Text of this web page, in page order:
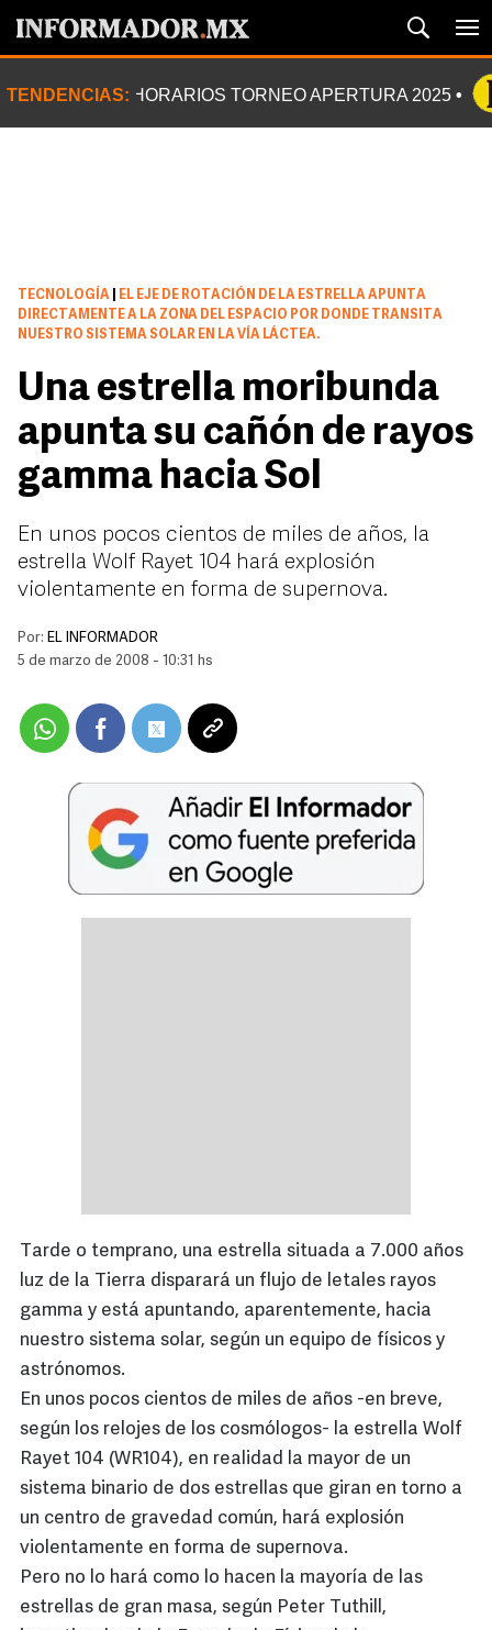
TENDENCIAS: HORARIOS TORNEO APERTURA 2025
TECNOLOGÍA
EL EJE DE ROTACIÓN DE LA ESTRELLA APUNTA
DIRECTAMENTE A LA ZONA DEL ESPACIO POR DONDE TRANSITA
NUESTRO SISTEMA SOLAR EN LA VÍA LÁCTEA.
Una estrella moribunda
apunta su cañón de rayos
gamma hacia Sol
En unos pocos cientos de miles de años, la
estrella Wolf Rayet 104 hará explosión
violentamente en forma de supernova.
Por: EL INFORMADOR
5 de marzo de 2008 - 10:31 hs
Tarde o temprano, una estrella situada a 7.000 años
luz de la Tierra disparará un flujo de letales rayos
gamma y está apuntando, aparentemente, hacia
nuestro sistema solar, según un equipo de físicos y
astrónomos.
En unos pocos cientos de miles de años -en breve,
según los relojes de los cosmólogos- la estrella Wolf
Rayet 104 (WR104), en realidad la mayor de un
sistema binario de dos estrellas que giran en torno a
un centro de gravedad común, hará explosión
violentamente en forma de supernova.
Pero no lo hará como lo hacen la mayoría de las
estrellas de gran masa, según Peter Tuthill,